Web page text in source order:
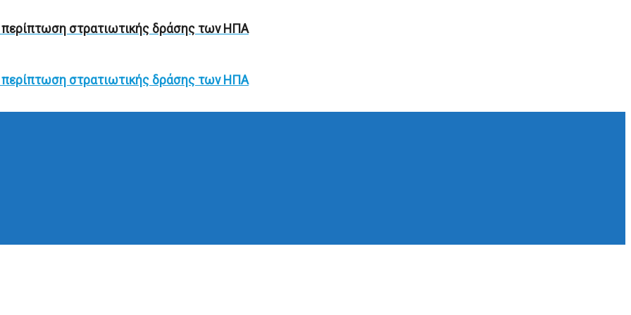
περίπτωση στρατιωτικής δράσης των ΗΠΑ
περίπτωση στρατιωτικής δράσης των ΗΠΑ